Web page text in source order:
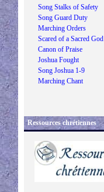
Song Stalks of Safety
Song Guard Duty
Marching Orders
Scared of a Sacred God
Canon of Praise
Joshua Fought
Song Joshua 1-9
Marching Chant
Ressources chrétiennes